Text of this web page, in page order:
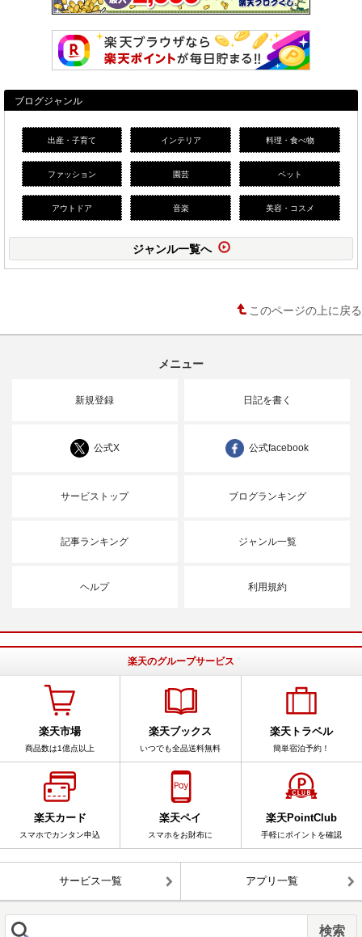
ブログジャンル
出産・子育て インテリア 料理・食べ物
ファッション 園芸 ペット
アウトドア 音楽 美容・コスメ
ジャンル一覧へ
このページの上に戻る
メニュー
新規登録 日記を書く
公式X 公式facebook
サービストップ ブログランキング
記事ランキング ジャンル一覧
ヘルプ 利用規約
楽天のグループサービス
楽天市場
商品数は1億点以上
楽天ブックス
いつでも全品送料無料
楽天トラベル
簡単宿泊予約！
楽天カード
スマホでカンタン申込
楽天ペイ
スマホをお財布に
楽天PointClub
手軽にポイントを確認
サービス一覧 アプリ一覧